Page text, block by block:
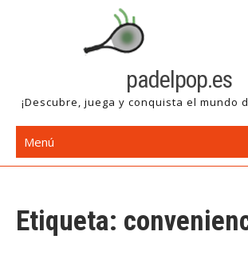
padelpop.es
¡Descubre, juega y conquista el mundo
Menú
Etiqueta: